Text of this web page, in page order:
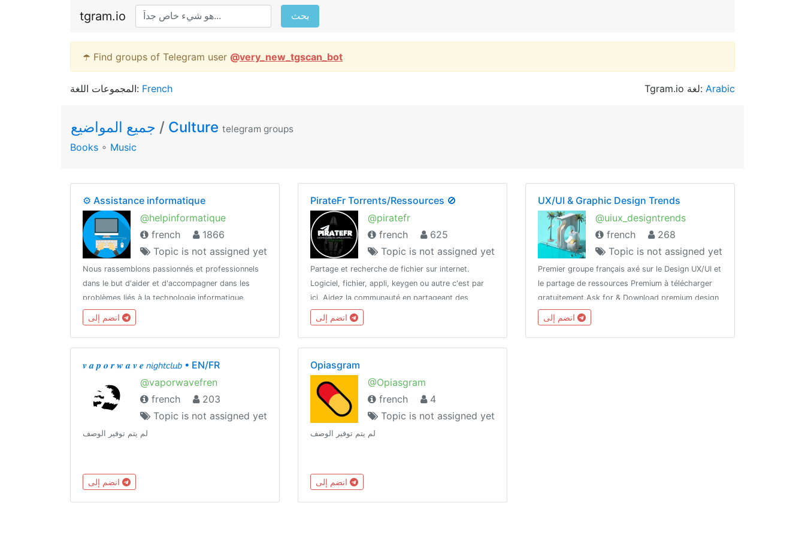
tgram.io بحث
☂️ Find groups of Telegram user @very_new_tgscan_bot
المجموعات اللغة: French Tgram.io لغة: Arabic
/ Culture telegram groups
Books ∘ Music
⚙️ Assistance informatique
@helpinformatique
french
1866
Topic is not assigned yet
Nous rassemblons passionnés et professionnels
dans le but d'aider et d'accompagner dans les
problèmes liés à la technologie informatique.
Aidez-nous à rassembler et créer une communauté
solide.
PirateFr Torrents/Ressources 🚫
@piratefr
french
625
Topic is not assigned yet
Partage et recherche de fichier sur internet.
Logiciel, fichier, appli, keygen ou autre c'est par
ici. Aidez la communauté en partageant des
ressources ou en l'aidant dans ses recherches.
UX/UI & Graphic Design Trends
@uiux_designtrends
french
268
Topic is not assigned yet
Premier groupe français axé sur le Design UX/UI et
le partage de ressources Premium à télécharger
gratuitement.Ask for & Download premium design
ressources for free (fonts, ui kits, templates,
plugins, aescripts, cracked apChannel :
@designersparadise
𝒗 𝒂 𝒑 𝒐 𝒓 𝒘 𝒂 𝒗 𝒆 𝘯𝘪𝘨𝘩𝘵𝘤𝘭𝘶𝘣 • EN/FR
@vaporwavefren
french
203
Topic is not assigned yet
لم يتم توفير الوصف
Opiasgram
@Opiasgram
french
4
Topic is not assigned yet
لم يتم توفير الوصف